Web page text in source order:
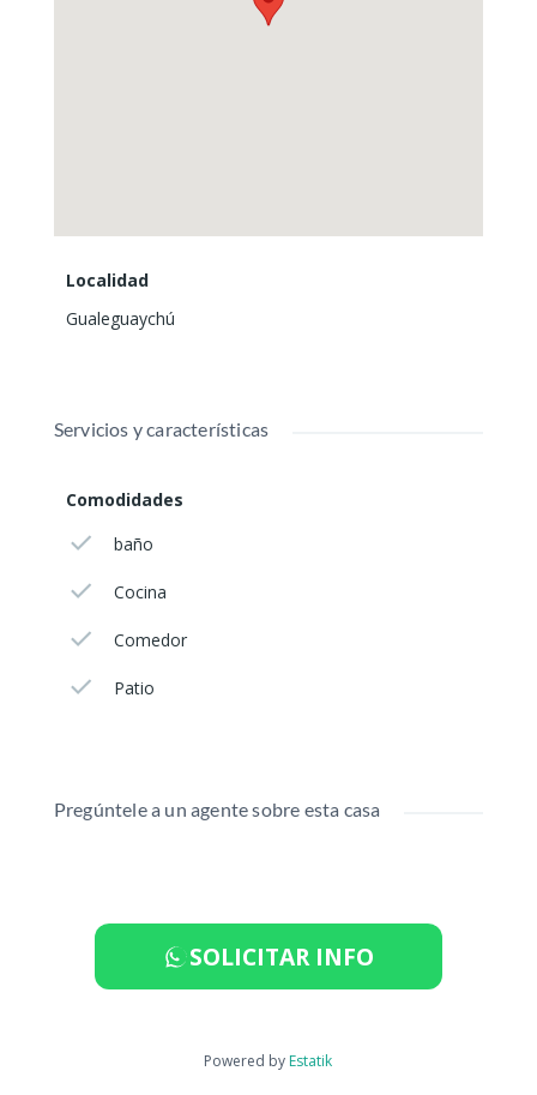
Localidad
Gualeguaychú
Servicios y características
Comodidades
baño
Cocina
Comedor
Patio
Pregúntele a un agente sobre esta casa
SOLICITAR INFO
Powered by Estatik